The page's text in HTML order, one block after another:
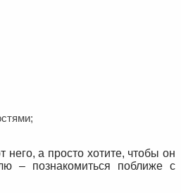
а просто хотите, чтобы он
– познакомиться поближе с